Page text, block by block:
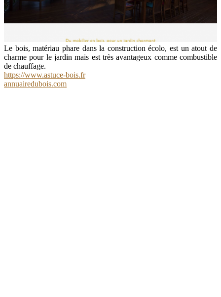
Le bois, matériau phare dans la construction écolo, est un atout de
charme pour le jardin mais est très avantageux comme combustible
de chauffage.
https://www.astuce-bois.fr
annuairedubois.com